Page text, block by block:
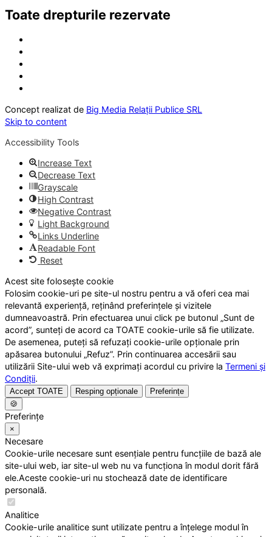
Toate drepturile rezervate
Concept realizat de Big Media Relații Publice SRL
Skip to content
Accessibility Tools
Increase Text
Decrease Text
Grayscale
High Contrast
Negative Contrast
Light Background
Links Underline
Readable Font
Reset
Acest site folosește cookie
Folosim cookie-uri pe site-ul nostru pentru a vă oferi cea mai
relevantă experiență, reținând preferințele și vizitele
dumneavoastră. Prin efectuarea unui click pe butonul „Sunt de
acord”, sunteți de acord ca TOATE cookie-urile să fie utilizate.
De asemenea, puteți să refuzați cookie-urile opționale prin
apăsarea butonului „Refuz”. Prin continuarea accesării sau
utilizării Site-ului web vă exprimați acordul cu privire la Termeni și
Condiții.
Accept TOATE Resping opționale
Preferințe
🍪
Preferințe
×
Necesare
Cookie-urile necesare sunt esențiale pentru funcțiile de bază ale
site-ului web, iar site-ul web nu va funcționa în modul dorit fără
ele.Aceste cookie-uri nu stochează date de identificare
personală.
Analitice
Cookie-urile analitice sunt utilizate pentru a înțelege modul în